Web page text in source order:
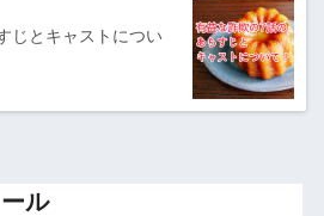
じとキャストについ
ル